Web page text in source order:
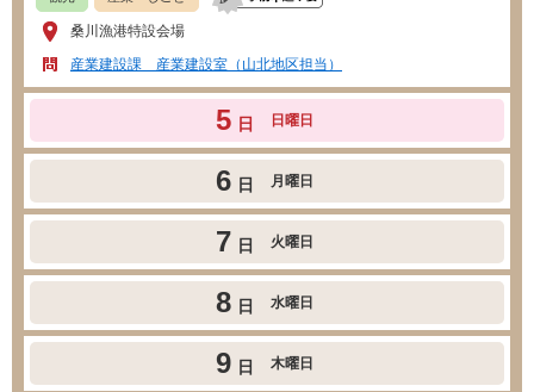
桑川漁港特設会場
産業建設課 産業建設室（山北地区担当）
5 日 日曜日
6 日 月曜日
7 日 火曜日
8 日 水曜日
9 日 木曜日